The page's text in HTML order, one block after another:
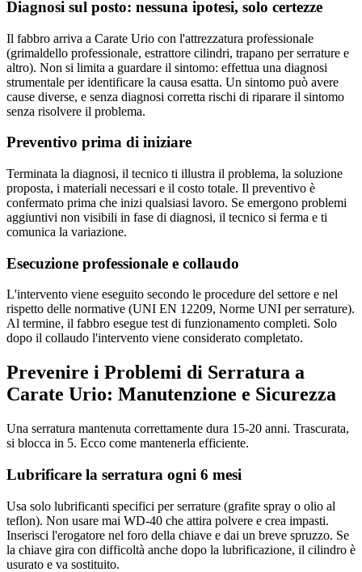
Diagnosi sul posto: nessuna ipotesi, solo certezze
Il fabbro arriva a Carate Urio con l'attrezzatura professionale
(grimaldello professionale, estrattore cilindri, trapano per serrature e
altro). Non si limita a guardare il sintomo: effettua una diagnosi
strumentale per identificare la causa esatta. Un sintomo può avere
cause diverse, e senza diagnosi corretta rischi di riparare il sintomo
senza risolvere il problema.
Preventivo prima di iniziare
Terminata la diagnosi, il tecnico ti illustra il problema, la soluzione
proposta, i materiali necessari e il costo totale. Il preventivo è
confermato prima che inizi qualsiasi lavoro. Se emergono problemi
aggiuntivi non visibili in fase di diagnosi, il tecnico si ferma e ti
comunica la variazione.
Esecuzione professionale e collaudo
L'intervento viene eseguito secondo le procedure del settore e nel
rispetto delle normative (UNI EN 12209, Norme UNI per serrature).
Al termine, il fabbro esegue test di funzionamento completi. Solo
dopo il collaudo l'intervento viene considerato completato.
Prevenire i Problemi di Serratura a
Carate Urio: Manutenzione e Sicurezza
Una serratura mantenuta correttamente dura 15-20 anni. Trascurata,
si blocca in 5. Ecco come mantenerla efficiente.
Lubrificare la serratura ogni 6 mesi
Usa solo lubrificanti specifici per serrature (grafite spray o olio al
teflon). Non usare mai WD-40 che attira polvere e crea impasti.
Inserisci l'erogatore nel foro della chiave e dai un breve spruzzo. Se
la chiave gira con difficoltà anche dopo la lubrificazione, il cilindro è
usurato e va sostituito.